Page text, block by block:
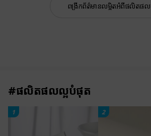
ពង្រីកព័ត៌មានលម្អិតអំពីផលិតផល
#ផលិតផលល្អបំផុត
1 2